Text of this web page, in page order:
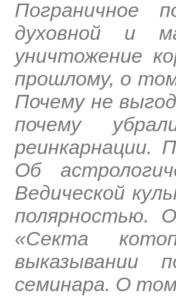
Пограничное
духовной и
уничтожение
прошлому, о
Почему не
почему
реинкарнации.
Об
Ведической
полярностью.
«Секта
выказывании
семинара. О